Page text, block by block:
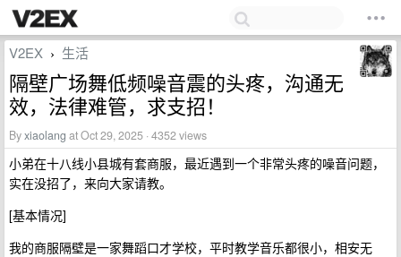
V2EX › 生活
隔壁广场舞低频噪音震的头疼，沟通无
效，法律难管，求支招！
Byxiaolang at Oct 29, 2025 · 4352 views
小弟在十八线小县城有套商服，最近遇到一个非常头疼的噪音问题，
实在没招了，来向大家请教。
[基本情况]
我的商服隔壁是一家舞蹈口才学校，平时教学音乐都很小，相安无